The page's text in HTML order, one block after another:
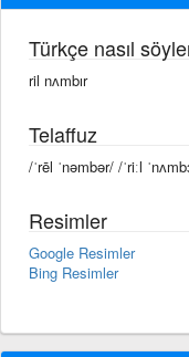
Türkçe nasıl
ril nʌmbır
Telaffuz
/ˈrēl ˈnəmbər/ /ˈriːl
Resimler
Google Resimler
Bing Resimler